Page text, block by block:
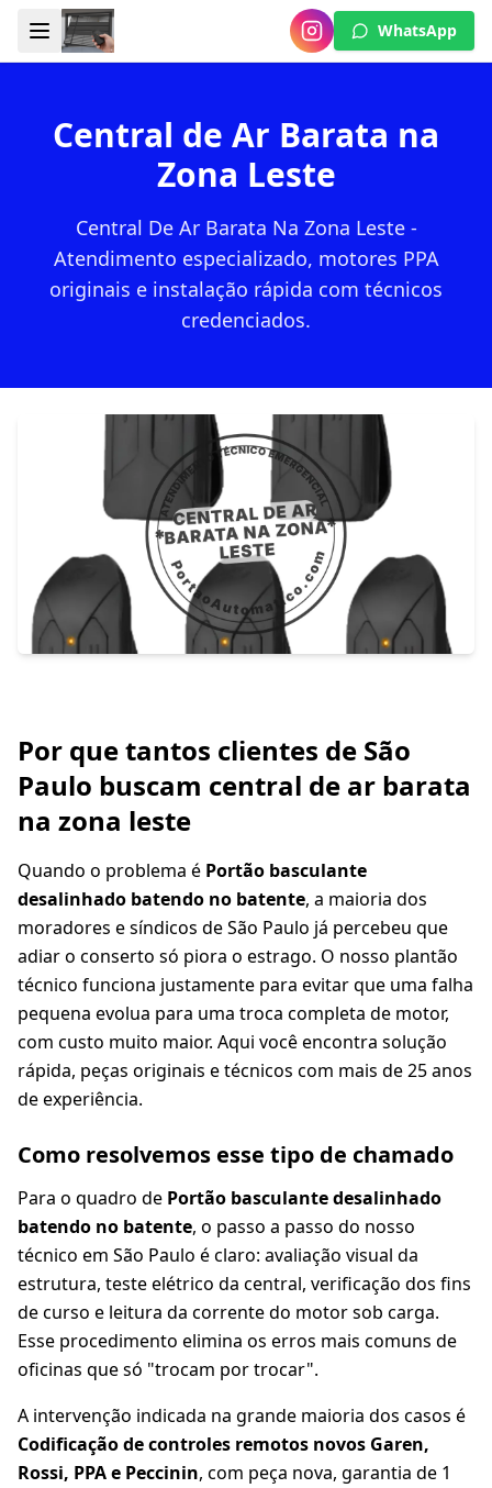
WhatsApp
Central de Ar Barata na
Zona Leste
Central De Ar Barata Na Zona Leste -
Atendimento especializado, motores PPA
originais e instalação rápida com técnicos
credenciados.
Por que tantos clientes de São
Paulo buscam central de ar barata
na zona leste
Quando o problema é Portão basculante
desalinhado batendo no batente, a maioria dos
moradores e síndicos de São Paulo já percebeu que
adiar o conserto só piora o estrago. O nosso plantão
técnico funciona justamente para evitar que uma falha
pequena evolua para uma troca completa de motor,
com custo muito maior. Aqui você encontra solução
rápida, peças originais e técnicos com mais de 25 anos
de experiência.
Como resolvemos esse tipo de chamado
Para o quadro de Portão basculante desalinhado
batendo no batente, o passo a passo do nosso
técnico em São Paulo é claro: avaliação visual da
estrutura, teste elétrico da central, verificação dos fins
de curso e leitura da corrente do motor sob carga.
Esse procedimento elimina os erros mais comuns de
oficinas que só "trocam por trocar".
A intervenção indicada na grande maioria dos casos é
Codificação de controles remotos novos Garen,
Rossi, PPA e Peccinin, com peça nova, garantia de 1